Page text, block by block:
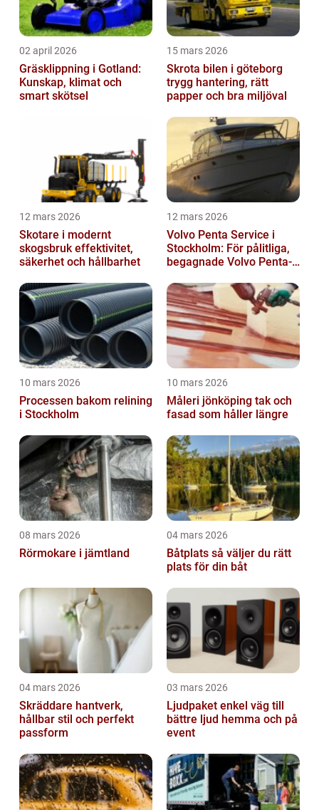
02 april 2026
Gräsklippning i Gotland:
Kunskap, klimat och
smart skötsel
15 mars 2026
Skrota bilen i göteborg
trygg hantering, rätt
papper och bra miljöval
12 mars 2026
Skotare i modernt
skogsbruk effektivitet,
säkerhet och hållbarhet
12 mars 2026
Volvo Penta Service i
Stockholm: För pålitliga,
begagnade Volvo Penta-
10 mars 2026
Processen bakom relining
i Stockholm
10 mars 2026
Måleri jönköping tak och
fasad som håller längre
08 mars 2026
Rörmokare i jämtland
04 mars 2026
Båtplats så väljer du rätt
plats för din båt
04 mars 2026
Skräddare hantverk,
hållbar stil och perfekt
passform
03 mars 2026
Ljudpaket enkel väg till
bättre ljud hemma och på
event